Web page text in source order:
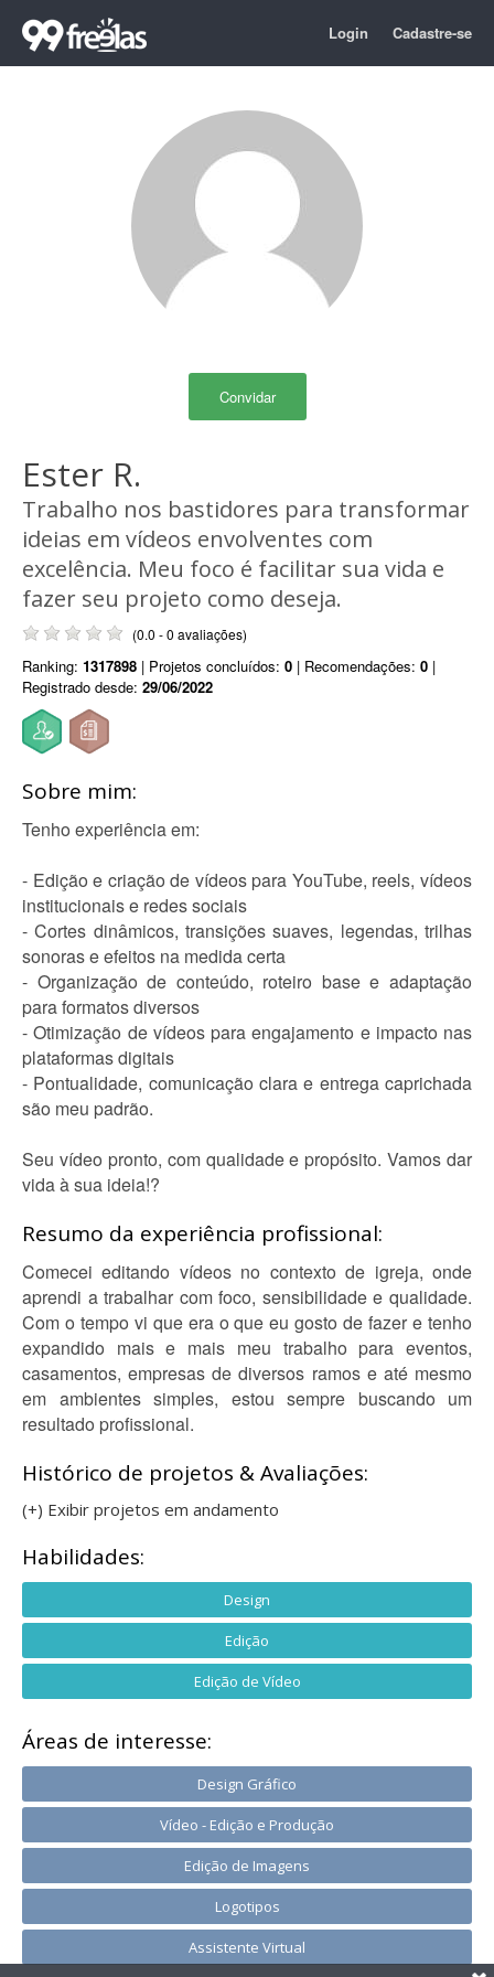
Login Cadastre-se
Convidar
Ester R.
Trabalho nos bastidores para transformar
ideias em vídeos envolventes com
excelência. Meu foco é facilitar sua vida e
fazer seu projeto como deseja.
(0.0 - 0 avaliações)
Ranking: 1317898 | Projetos concluídos: 0 | Recomendações: 0 |
Registrado desde: 29/06/2022
Sobre mim:
Tenho experiência em:
- Edição e criação de vídeos para YouTube, reels, vídeos
institucionais e redes sociais
- Cortes dinâmicos, transições suaves, legendas, trilhas
sonoras e efeitos na medida certa
- Organização de conteúdo, roteiro base e adaptação
para formatos diversos
- Otimização de vídeos para engajamento e impacto nas
plataformas digitais
- Pontualidade, comunicação clara e entrega caprichada
são meu padrão.
Seu vídeo pronto, com qualidade e propósito. Vamos dar
vida à sua ideia!?
Resumo da experiência profissional:
Comecei editando vídeos no contexto de igreja, onde
aprendi a trabalhar com foco, sensibilidade e qualidade.
Com o tempo vi que era o que eu gosto de fazer e tenho
expandido mais e mais meu trabalho para eventos,
casamentos, empresas de diversos ramos e até mesmo
em ambientes simples, estou sempre buscando um
resultado profissional.
Histórico de projetos & Avaliações:
(+) Exibir projetos em andamento
Habilidades:
Design
Edição
Edição de Vídeo
Áreas de interesse:
Design Gráfico
Vídeo - Edição e Produção
Edição de Imagens
Logotipos
Assistente Virtual